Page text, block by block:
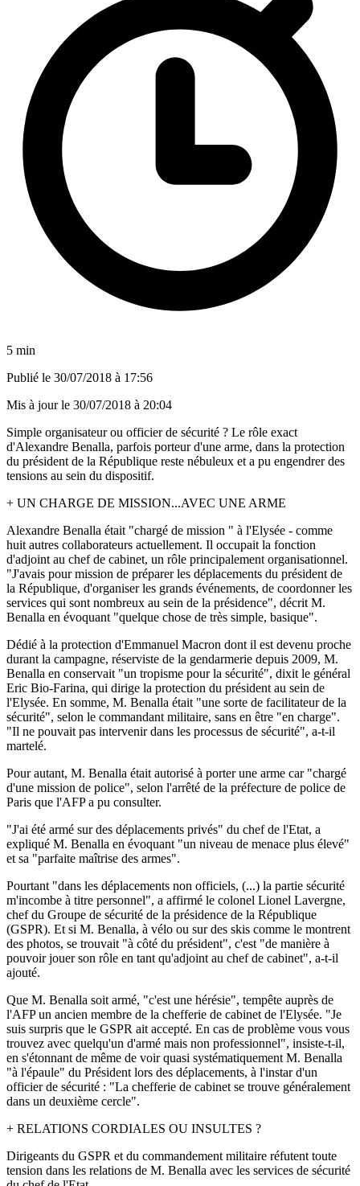
5 min
Publié le 30/07/2018 à 17:56
Mis à jour le 30/07/2018 à 20:04
Simple organisateur ou officier de sécurité ? Le rôle exact
d'Alexandre Benalla, parfois porteur d'une arme, dans la protection
du président de la République reste nébuleux et a pu engendrer des
tensions au sein du dispositif.
+ UN CHARGE DE MISSION...AVEC UNE ARME
Alexandre Benalla était "chargé de mission " à l'Elysée - comme
huit autres collaborateurs actuellement. Il occupait la fonction
d'adjoint au chef de cabinet, un rôle principalement organisationnel.
"J'avais pour mission de préparer les déplacements du président de
la République, d'organiser les grands événements, de coordonner les
services qui sont nombreux au sein de la présidence", décrit M.
Benalla en évoquant "quelque chose de très simple, basique".
Dédié à la protection d'Emmanuel Macron dont il est devenu proche
durant la campagne, réserviste de la gendarmerie depuis 2009, M.
Benalla en conservait "un tropisme pour la sécurité", dixit le général
Eric Bio-Farina, qui dirige la protection du président au sein de
l'Elysée. En somme, M. Benalla était "une sorte de facilitateur de la
sécurité", selon le commandant militaire, sans en être "en charge".
"Il ne pouvait pas intervenir dans les processus de sécurité", a-t-il
martelé.
Pour autant, M. Benalla était autorisé à porter une arme car "chargé
d'une mission de police", selon l'arrêté de la préfecture de police de
Paris que l'AFP a pu consulter.
"J'ai été armé sur des déplacements privés" du chef de l'Etat, a
expliqué M. Benalla en évoquant "un niveau de menace plus élevé"
et sa "parfaite maîtrise des armes".
Pourtant "dans les déplacements non officiels, (...) la partie sécurité
m'incombe à titre personnel", a affirmé le colonel Lionel Lavergne,
chef du Groupe de sécurité de la présidence de la République
(GSPR). Et si M. Benalla, à vélo ou sur des skis comme le montrent
des photos, se trouvait "à côté du président", c'est "de manière à
pouvoir jouer son rôle en tant qu'adjoint au chef de cabinet", a-t-il
ajouté.
Que M. Benalla soit armé, "c'est une hérésie", tempête auprès de
l'AFP un ancien membre de la chefferie de cabinet de l'Elysée. "Je
suis surpris que le GSPR ait accepté. En cas de problème vous vous
trouvez avec quelqu'un d'armé mais non professionnel", insiste-t-il,
en s'étonnant de même de voir quasi systématiquement M. Benalla
"à l'épaule" du Président lors des déplacements, à l'instar d'un
officier de sécurité : "La chefferie de cabinet se trouve généralement
dans un deuxième cercle".
+ RELATIONS CORDIALES OU INSULTES ?
Dirigeants du GSPR et du commandement militaire réfutent toute
tension dans les relations de M. Benalla avec les services de sécurité